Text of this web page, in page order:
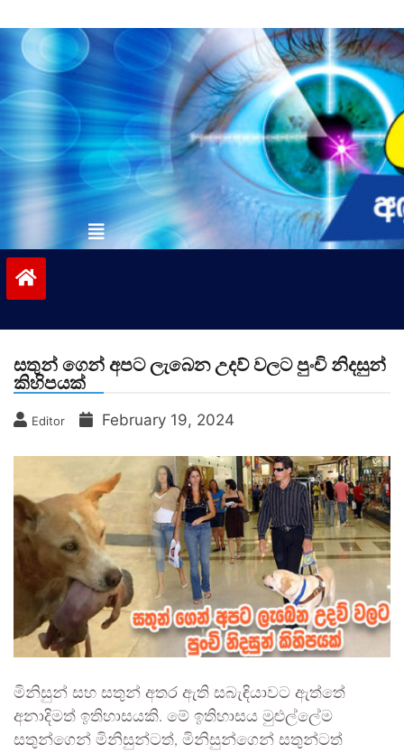
to
contentvinivida.lk
සතුන් ගෙන් අපට ලැබෙන උදව් වලට පුංචි නිදසුන්
කිහිපයක්
Editor February 19, 2024
මිනිසුන් සහ සතුන් අතර ඇති සබැඳියාවට ඇත්තේ
අනාදිමත් ඉතිහාසයකි. මේ ඉතිහාසය මුළුල්ලේම
සතුන්ගෙන් මිනිසුන්ටත්, මිනිසුන්ගෙන් සතුන්ටත්